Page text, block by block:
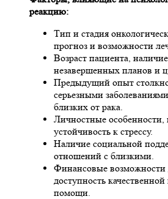
реакцию:
Тип и стадия
прогноз и возможности
Возраст пациента, наличие
незавершенных планов и
Предыдущий опыт
серьезными
близких от рака.
Личностные особенности,
устойчивость к стрессу.
Наличие социальной
отношений с близкими.
Финансовые возможности
доступность
помощи.